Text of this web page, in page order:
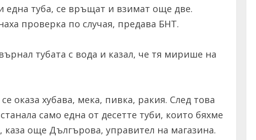
една туба, се връщат и взимат още две.
проверка по случая, предава БНТ.
тубата с вода и казал, че тя мирише на
оказа хубава, мека, пивка, ракия. След това
само една от десетте туби, които бяхме
още Дългърова, управител на магазина.